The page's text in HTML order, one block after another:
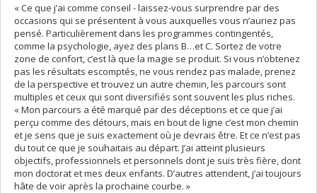
« Ce que j’ai comme conseil - laissez-vous surprendre par des
occasions qui se présentent à vous auxquelles vous n’auriez pas
pensé. Particulièrement dans les programmes contingentés,
comme la psychologie, ayez des plans B…et C. Sortez de votre
zone de confort, c’est là que la magie se produit. Si vous n’obtenez
pas les résultats escomptés, ne vous rendez pas malade, prenez
de la perspective et trouvez un autre chemin, les parcours sont
multiples et ceux qui sont diversifiés sont souvent les plus riches.
« Mon parcours a été marqué par des déceptions et ce que j’ai
perçu comme des détours, mais en bout de ligne c’est mon chemin
et je sens que je suis exactement où je devrais être. Et ce n’est pas
du tout ce que je souhaitais au départ. J’ai atteint plusieurs
objectifs, professionnels et personnels dont je suis très fière, dont
mon doctorat et mes deux enfants. D’autres attendent, j’ai toujours
hâte de voir après la prochaine courbe. »